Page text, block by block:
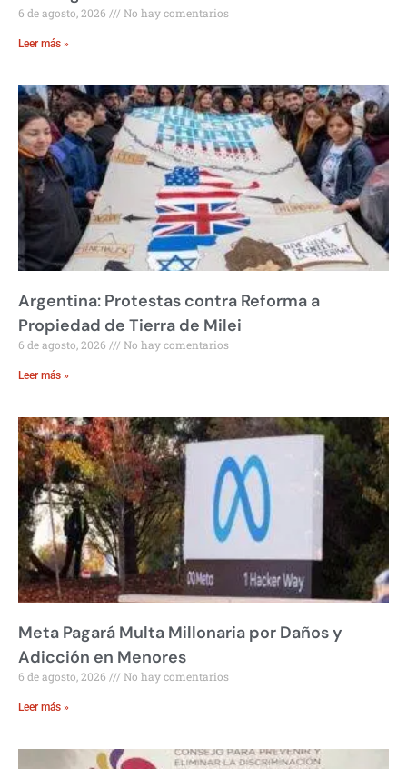
6 de agosto, 2026 No hay comentarios
Leer más »
Argentina: Protestas contra Reforma a
Propiedad de Tierra de Milei
6 de agosto, 2026 No hay comentarios
Leer más »
Meta Pagará Multa Millonaria por Daños y
Adicción en Menores
6 de agosto, 2026 No hay comentarios
Leer más »